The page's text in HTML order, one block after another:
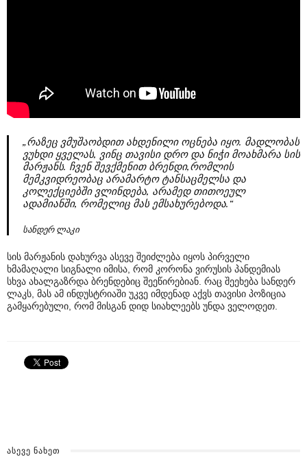
„რაზეც ვმუშაობდით ახდენილი ოცნება იყო. მადლობას
ვუხდი ყველას, ვინც თავისი დრო და ნიჭი მოახმარა სის
მარჟანს. ჩვენ შევქმენით ბრენდი,რომლის
მემკვიდრეობაც არამარტო ტანსაცმელსა და
კოლექციებში ვლინდება, არამედ თითოეულ
ადამიანში, რომელიც მას ემსახურებოდა.“
სანდერ ლაკი
სის მარჟანის დახურვა ასევე შეიძლება იყოს პირველი
ხმამაღალი სიგნალი იმისა, რომ კორონა ვირუსის პანდემიას
სხვა ახალგაზრდა ბრენდებიც შეეწირებიან. რაც შეეხება სანდერ
ლაკს, მას ამ ინდუსტრიაში უკვე იმდენად აქვს თავისი პოზიცია
გამყარებული, რომ მისგან დიდ სიახლეებს უნდა ველოდეთ.
ᲐᲡᲔᲕᲔ ᲜᲐᲮᲔᲗ